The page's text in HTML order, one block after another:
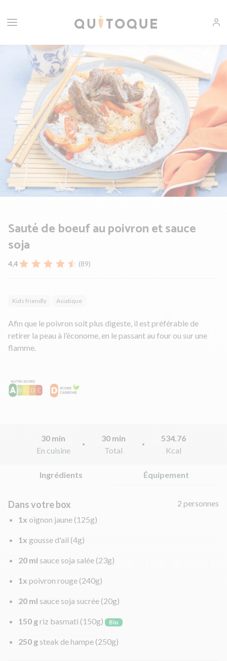
Sauté de boeuf au poivron et sauce
soja
4,4 (89)
Kids friendly Asiatique
Afin que le poivron soit plus digeste, il est préférable de
retirer la peau à l’économe, en le passant au four ou sur une
flamme.
30 min
En cuisine
30 min
Total
534.76
Kcal
Ingrédients Équipement
Dans votre box
2 personnes
1x oignon jaune (125g)
1x gousse d'ail (4g)
20 ml sauce soja salée (23g)
1x poivron rouge (240g)
20 ml sauce soja sucrée (20g)
150 griz basmati (150g) Bio
250 g steak de hampe (250g)